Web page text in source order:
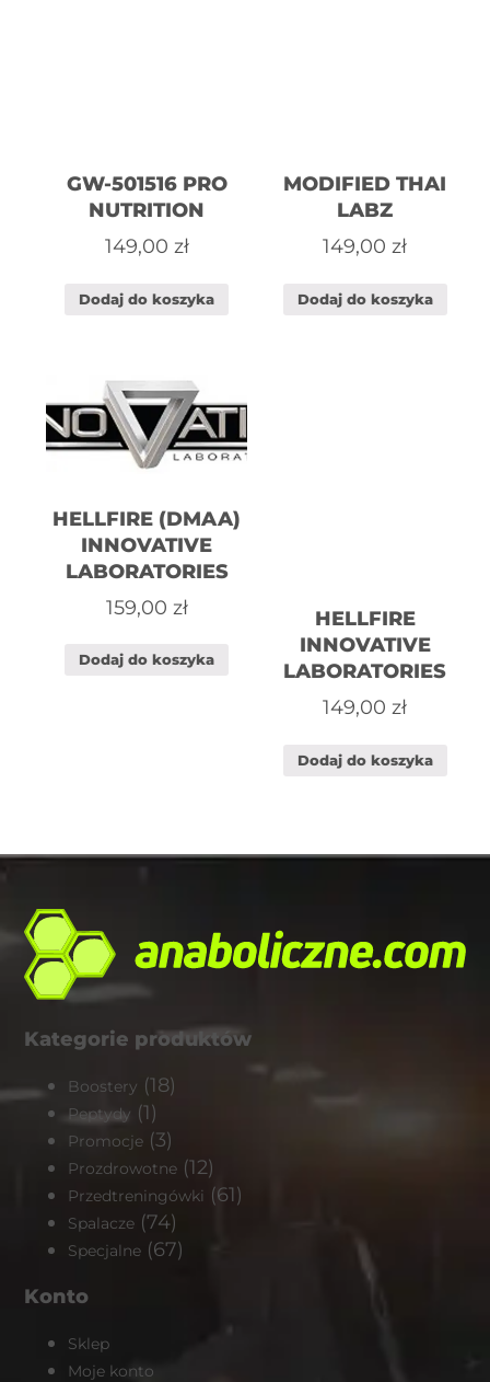
GW-501516 PRO
NUTRITION
149,00 zł
Dodaj do koszyka
MODIFIED THAI
LABZ
149,00zł
Dodaj do koszyka
HELLFIRE (DMAA)
INNOVATIVE
LABORATORIES
159,00 zł
Dodaj do koszyka
HELLFIRE
INNOVATIVE
LABORATORIES
149,00zł
Dodaj do koszyka
Kategorie produktów
Boostery (18)
Peptydy (1)
Promocje (3)
Prozdrowotne (12)
Przedtreningówki (61)
Spalacze (74)
Specjalne (67)
Konto
Sklep
Moje konto